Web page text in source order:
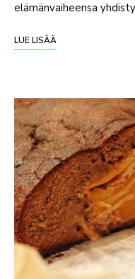
elämänvaiheensa
LUE LISÄÄ